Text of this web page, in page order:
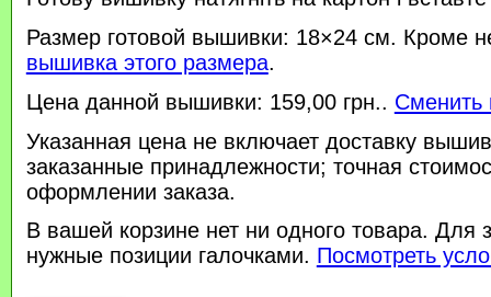
Размер готовой вышивки: 18×24 см. Кроме
вышивка этого размера.
Цена данной вышивки: 159,00 грн.. Сменить
Указанная цена не включает доставку
заказанные принадлежности; точная
оформлении заказа.
В вашей корзине нет ни одного товара. Для
нужные позиции галочками. Посмотреть